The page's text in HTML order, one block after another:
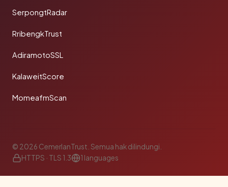
SerpongtRadar
RribengkTrust
AdiramotoSSL
KalaweitScore
MomeafmScan
© 2026 CemerlanTrust. Semua hak dilindungi.
HTTPS · TLS 1.3
1 languages